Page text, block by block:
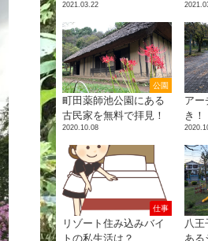
2021.03.22
公園
町田薬師池公園にある
古民家を無料で拝見！
2020.10.08
アー
き！
仕事
リゾート住み込みバイ
トの私生活は？
八王
ある